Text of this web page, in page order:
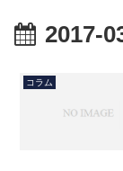
2017-
コラム